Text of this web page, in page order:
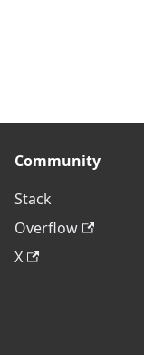
Community
Stack
Overflow
X